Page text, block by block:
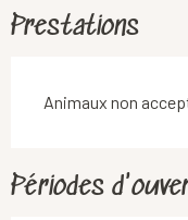
Prestations
Animaux non
Périodes